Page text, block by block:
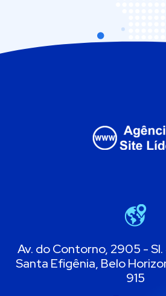
Av. do Contorno, 2905 -
Santa Efigênia, Belo
915